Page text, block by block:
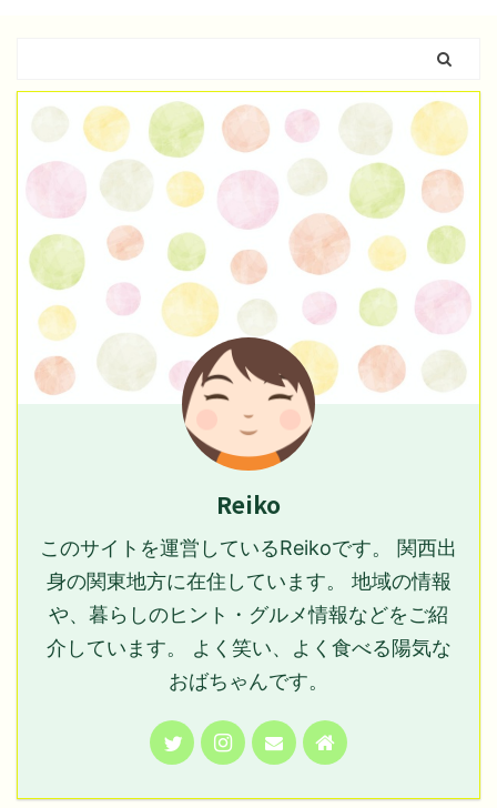
Reiko
このサイトを運営しているReikoです。 関西出
身の関東地方に在住しています。 地域の情報
や、暮らしのヒント・グルメ情報などをご紹
介しています。 よく笑い、よく食べる陽気な
おばちゃんです。